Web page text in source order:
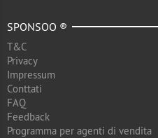
SPONSOO ®
T&C
Privacy
Impressum
Conttati
FAQ
Feedback
Programma per agenti di vendita